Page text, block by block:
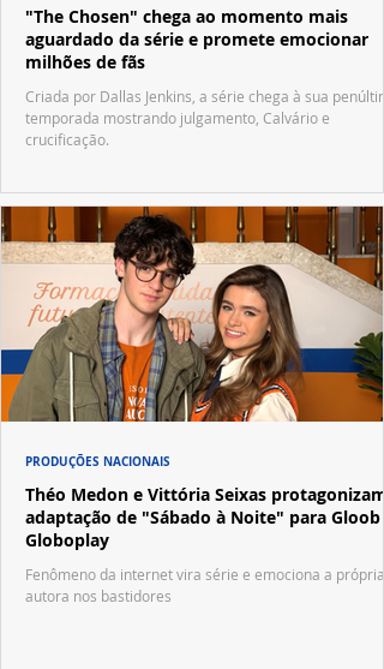
"The Chosen" chega ao momento mais
aguardado da série e promete emocionar
milhões de fãs
Criada por Dallas Jenkins, a série chega à sua
temporada mostrando julgamento, Calvário e
crucificação.
Théo Medon e Vittória Seixas protagonizam
adaptação de "Sábado à Noite" para Gloob e
Globoplay
Fenômeno da internet vira série e emociona a própria
autora nos bastidores
PRODUÇÕES NACIONAIS